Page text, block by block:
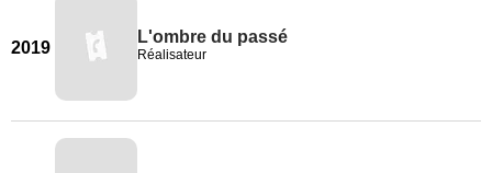
2019
L'ombre du passé
Réalisateur